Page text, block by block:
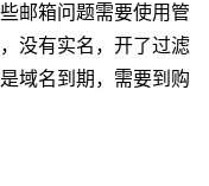
邮箱问题需要使用管
没有实名，开了过滤
域名到期，需要到购